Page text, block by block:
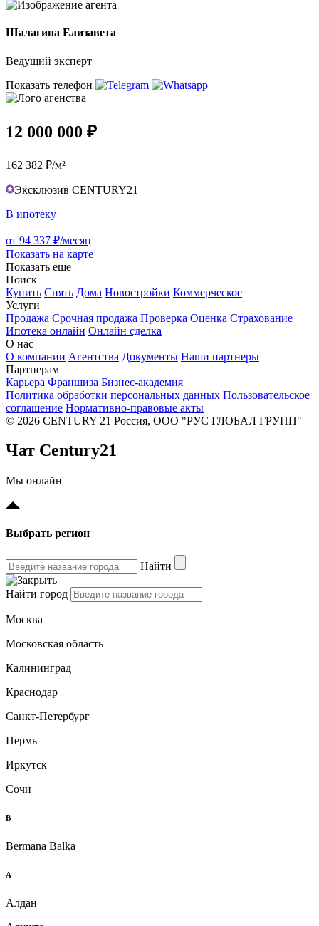
Шалагина Елизавета
Ведущий эксперт
Показать телефон
12 000 000 ₽
162 382 ₽/м²
Эксклюзив CENTURY21
В ипотеку
от 94 337 ₽/месяц
Показать на карте
Показать еще
Поиск
Купить Снять Дома Новостройки Коммерческое
Услуги
Продажа Срочная продажа Проверка Оценка Страхование
Ипотека онлайн Онлайн сделка
О нас
О компании Агентства Документы Наши партнеры
Партнерам
Карьера Франшиза Бизнес-академия
Политика обработки персональных данных Пользовательское
соглашение Нормативно-правовые акты
© 2026 CENTURY 21 Россия, ООО "РУС ГЛОБАЛ ГРУПП"
Чат Century21
Мы онлайн
Выбрать регион
Найти
Найти город
Москва
Московская область
Калининград
Краснодар
Санкт-Петербург
Пермь
Иркутск
Сочи
B
Bermana Balka
А
Алдан